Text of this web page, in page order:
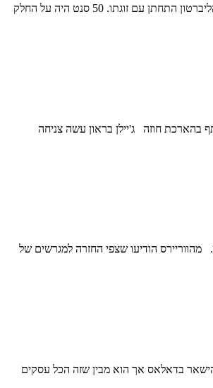
עדכונים ו-79 יום שהם 11 שבועות ויומיים לתחילת העונה פורטלנד צירפו את ג'רמי סוהאן גארי פייטון השני חתם על 3.9 מיליון לשנה בגולדן סטייט עונת החתונות! טייריס הליברטון התחתן עם זוגתו. 50 סנט היה על החלק
קרי והווריירס עם עניין משותף בהארכת חוזה ג'יילן בראון עשה צניחה
אימונים, גם אם זה עם האקים אולאג'וואן. מהווריירס הודיעו שצפי החזרה למגרשים של
שישמח להישאר בדאלאס אך הוא מבין שזה הכל עסקים